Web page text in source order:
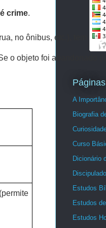
é crime.
no ônibus, etc.), tem o
o objeto foi abandonado
Páginas
A
Biografia
Curso
Dicionário
Estudos
Estudos
Estudos